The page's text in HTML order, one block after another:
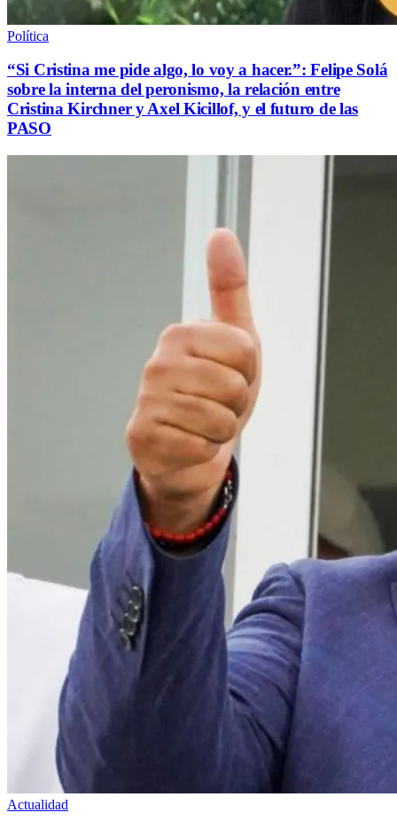
Política
“Si Cristina me pide algo, lo voy a hacer.”: Felipe Solá
sobre la interna del peronismo, la relación entre
Cristina Kirchner y Axel Kicillof, y el futuro de las
PASO
Actualidad